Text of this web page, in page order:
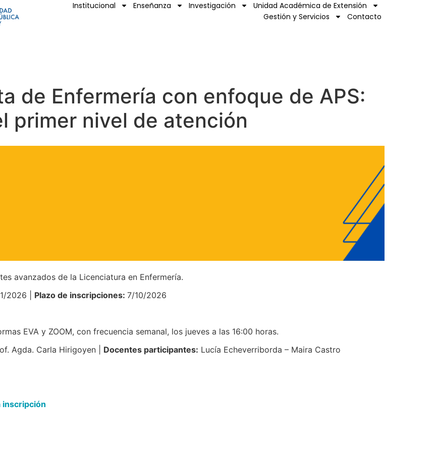
Institucional Enseñanza Investigación
Unidad Académica de Extensión
Gestión y Servicios
Contacto
de Enfermería con enfoque de APS:
primer nivel de atención
avanzados de la Licenciatura en Enfermería.
2026 | Plazo de inscripciones: 7/10/2026
EVA y ZOOM, con frecuencia semanal, los jueves a las 16:00 horas.
Agda. Carla Hirigoyen | Docentes participantes: Lucía Echeverriborda – Maira Castro
inscripción